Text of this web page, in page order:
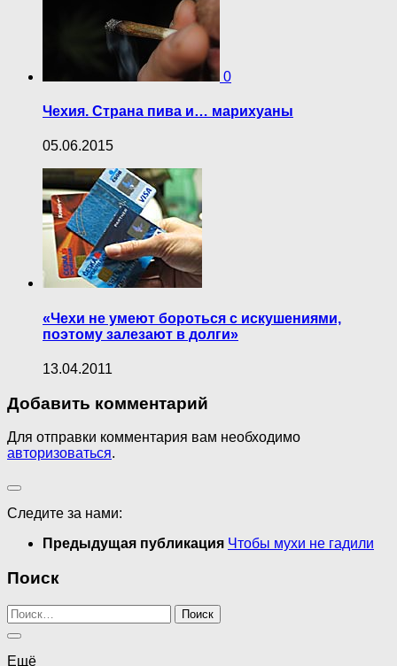
0
Чехия. Страна пива и… марихуаны
05.06.2015
«Чехи не умеют бороться с искушениями,
поэтому залезают в долги»
13.04.2011
Добавить комментарий
Для отправки комментария вам необходимо
авторизоваться.
Следите за нами:
Предыдущая публикация Чтобы мухи не гадили
Поиск
Найти:
Ещё